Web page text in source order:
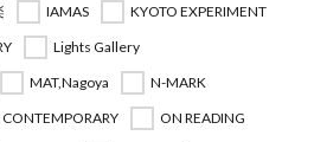
IAMAS
KYOTO EXPERIMENT
Lights Gallery
MAT,Nagoya
N-MARK
ON READING